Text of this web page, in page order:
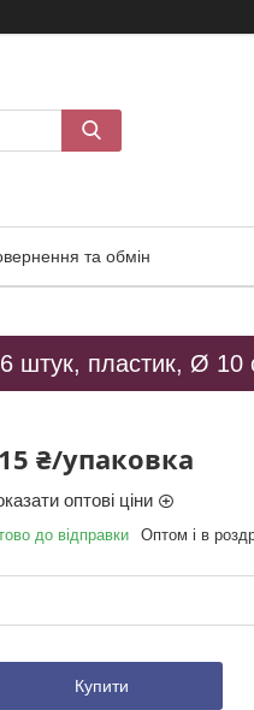
та обмін
6 штук, пластик, Ø 10
₴/упаковка
оптові ціни
до відправки Оптом і в
Купити